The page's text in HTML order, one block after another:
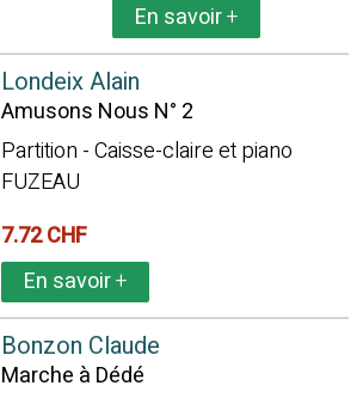
En savoir+
Londeix Alain
Amusons Nous N° 2
Partition - Caisse-claire et piano
FUZEAU
7.72 CHF
En savoir+
Bonzon Claude
Marche à Dédé